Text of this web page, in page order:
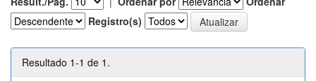
Registro(s)
Resultado 1-1 de 1.